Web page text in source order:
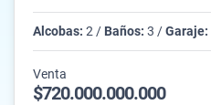
Alcobas: 2 / Baños: 3 /Garaje:
Venta
$720.000.000.000